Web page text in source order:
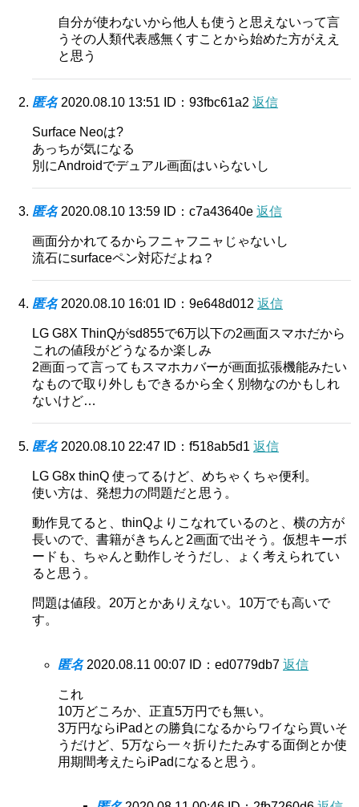
自分が使わないから他人も使うと思えないって言
うその人類代表感無くすことから始めた方がええ
と思う
匿名 2020.08.10 13:51 ID：93fbc61a2 返信
Surface Neoは?
あっちが気になる
別にAndroidでデュアル画面はいらないし
匿名 2020.08.10 13:59 ID：c7a43640e 返信
画面分かれてるからフニャフニャじゃないし
流石にsurfaceペン対応だよね？
匿名 2020.08.10 16:01 ID：9e648d012 返信
LG G8X ThinQがsd855で6万以下の2画面スマホだから
これの値段がどうなるか楽しみ
2画面って言ってもスマホカバーが画面拡張機能みたい
なもので取り外しもできるから全く別物なのかもしれ
ないけど…
匿名 2020.08.10 22:47 ID：f518ab5d1 返信
LG G8x thinQ 使ってるけど、めちゃくちゃ便利。
使い方は、発想力の問題だと思う。
動作見てると、thinQよりこなれているのと、横の方が
長いので、書籍がきちんと2画面で出そう。仮想キーボ
ードも、ちゃんと動作しそうだし、ょく考えられてい
ると思う。
問題は値段。20万とかありえない。10万でも高いで
す。
匿名 2020.08.11 00:07 ID：ed0779db7 返信
これ
10万どころか、正直5万円でも無い。
3万円ならiPadとの勝負になるからワイなら買いそ
うだけど、5万なら一々折りたたみする面倒とか使
用期間考えたらiPadになると思う。